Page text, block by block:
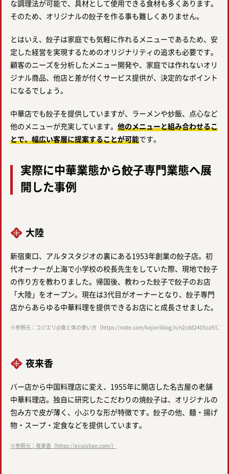
な調理法が可能で、具材として使用できる食材も多くあります。
そのため、オリジナルの餃子を作る事も難しくありません。
とはいえ、餃子は家庭でも気軽に作れるメニューであるため、安
定した経営を実現するためのオリジナリティの追求も必要です。
顧客のニーズを分析したメニュー開発や、家庭では作れないオリ
ジナル商品、他店と差が付くサービス提供が、決定的なポイント
になるでしょう。
中華店でも餃子を提供していますが、ラーメンや炒飯、点心など
他のメニューが充実しています。 他のメニューと組み合わせるこ
とで、幅広い客層に提案することが可能です。
実際に中華業態から餃子専門業態へ展
開した事例
大陸
新宿東口、アルタスタジオの裏にある1953年創業の餃子店。初
代オーナーが上海で小学校の校長先生をしていた際、現地で餃子
の作り方を教わりました。帰国後、教わった餃子で餃子のお店
「大陸」をオープン。現在は3代目がオーナーとなり、餃子専門
店からあらゆる中華料理を提供できるお店にと成長させました。
※参照元：コジエリ@食と体の使い方（https://note.com/kojieriblog/n/n2cdd2405ca91）
夜来香
バー店から中国料理店に変え、1955年に開店した名古屋の老舗
中華料理店。独自に研究したこだわりの焼餃子は、オリジナルの
包み方で皮が薄く、小ぶりな形が特徴です。餃子の他、麺・揚げ
物・スープ・定食などを提供しています。
※参照元：夜来香（https://eiraishan.com/）